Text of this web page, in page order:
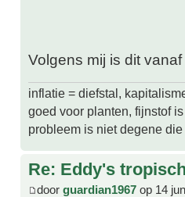
Volgens mij is dit
inflatie = diefstal,
goed voor planten, fijnstof
probleem is niet degene
Re: Eddy's
door guardian1967 op 14